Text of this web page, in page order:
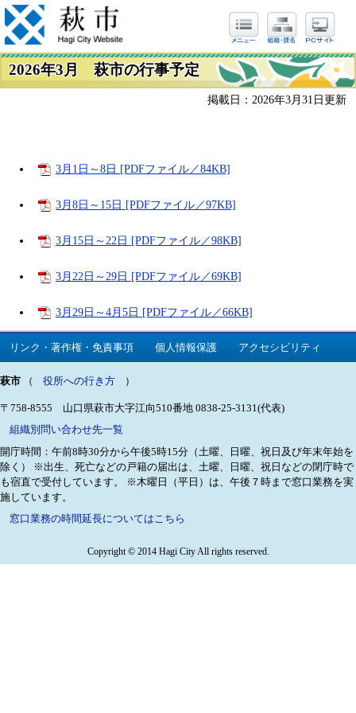
2026年3月 萩市の行事予定
掲載日：2026年3月31日更新
3月1日～8日 [PDFファイル／84KB]
3月8日～15日 [PDFファイル／97KB]
3月15日～22日 [PDFファイル／98KB]
3月22日～29日 [PDFファイル／69KB]
3月29日～4月5日 [PDFファイル／66KB]
リンク・著作権・免責事項 個人情報保護 アクセシビリティ
萩市 （ 役所への行き方 ）
〒758-8555 山口県萩市大字江向510番地 0838-25-3131(代表)
組織別問い合わせ先一覧
開庁時間：午前8時30分から午後5時15分（土曜、日曜、祝日及び年末年始を
除く）
※出生、死亡などの戸籍の届出は、土曜、日曜、祝日などの閉庁時で
も宿直で受付しています。
※木曜日（平日）は、午後７時まで窓口業務を実
施しています。
窓口業務の時間延長についてはこちら
Copyright © 2014 Hagi City All rights reserved.